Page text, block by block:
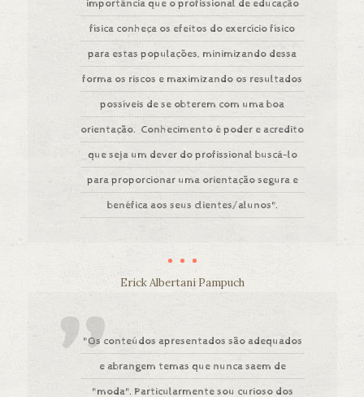
importância que o profissional de educação
física conheça os efeitos do exercício físico
para estas populações, minimizando dessa
forma os riscos e maximizando os resultados
possíveis de se obterem com uma boa
orientação. Conhecimento é poder e acredito
que seja um dever do profissional buscá-lo
para proporcionar uma orientação segura e
benéfica aos seus clientes/alunos".
Erick Albertani Pampuch
"Os conteúdos apresentados são adequados
e abrangem temas que nunca saem de
"moda". Particularmente sou curioso dos